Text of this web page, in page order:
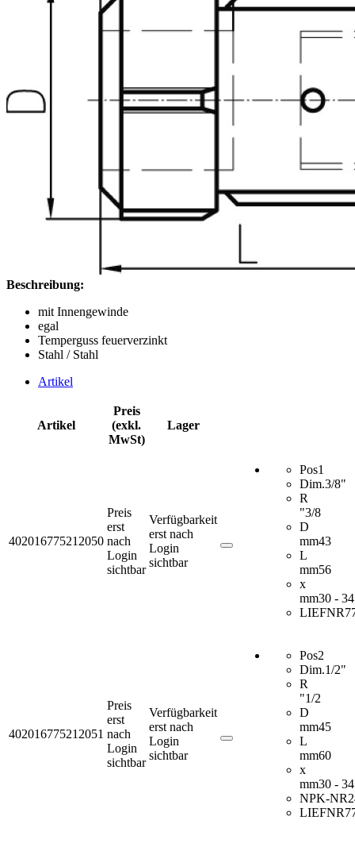
Beschreibung:
mit Innengewinde
egal
Temperguss feuerverzinkt
Stahl / Stahl
Artikel
Artikel
Preis
(exkl.
MwSt)
Lager
402016775212050
Preis
erst
nach
Login
sichtbar
Verfügbarkeit
erst nach
Login
sichtbar
Pos1
Dim.3/8"
R
"3/8
D
mm43
L
mm56
x
mm30 - 34
LIEFNR
402016775212051
Preis
erst
nach
Login
sichtbar
Verfügbarkeit
erst nach
Login
sichtbar
Pos2
Dim.1/2"
R
"1/2
D
mm45
L
mm60
x
mm30 - 34
NPK-NR
LIEFNR